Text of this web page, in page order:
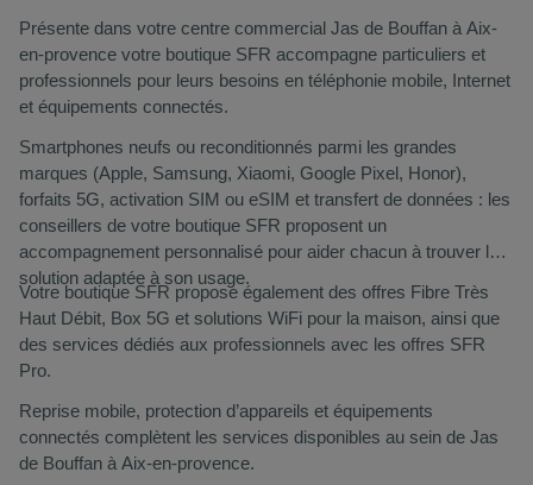
Présente dans votre centre commercial Jas de Bouffan à Aix-
en-provence votre boutique SFR accompagne particuliers et
professionnels pour leurs besoins en téléphonie mobile, Internet
et équipements connectés.
Smartphones neufs ou reconditionnés parmi les grandes
marques (Apple, Samsung, Xiaomi, Google Pixel, Honor),
forfaits 5G, activation SIM ou eSIM et transfert de données : les
conseillers de votre boutique SFR proposent un
accompagnement personnalisé pour aider chacun à trouver la
solution adaptée à son usage.
Votre boutique SFR propose également des offres Fibre Très
Haut Débit, Box 5G et solutions WiFi pour la maison, ainsi que
des services dédiés aux professionnels avec les offres SFR
Pro.
Reprise mobile, protection d’appareils et équipements
connectés complètent les services disponibles au sein de Jas
de Bouffan à Aix-en-provence.